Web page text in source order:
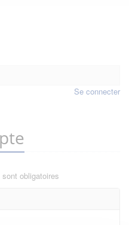
Se connecter
obligatoires